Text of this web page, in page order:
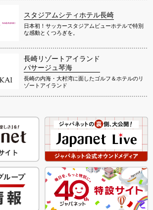
スタジアムシティホテル長崎
日本初！サッカースタジアムビューホテルで特別
な感動とくつろぎを。
長崎リゾートアイランド
パサージュ琴海
長崎の内海・大村湾に面したゴルフ＆ホテルのリ
ゾートアイランド